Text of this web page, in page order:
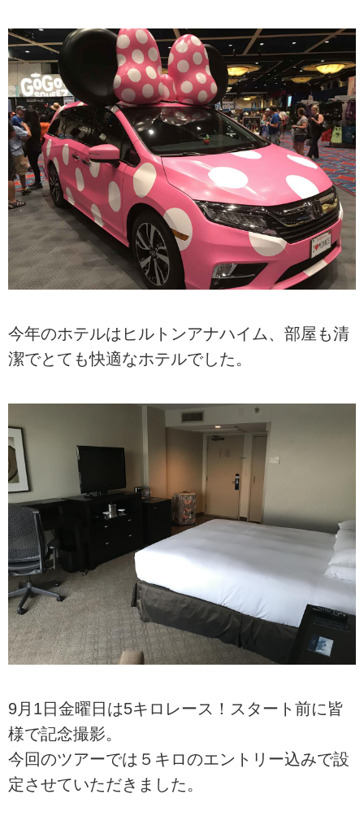
今年のホテルはヒルトンアナハイム、部屋も清
潔でとても快適なホテルでした。
9月1日金曜日は5キロレース！スタート前に皆
様で記念撮影。
今回のツアーでは５キロのエントリー込みで設
定させていただきました。